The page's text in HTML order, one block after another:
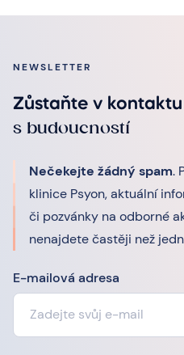
NEWSLETTER
Zůstaňte v kontaktu
s budoucností
Nečekejte žádný spam.
klinice Psyon, aktuální
či pozvánky na odborné
nenajdete častěji než
E-mailová adresa